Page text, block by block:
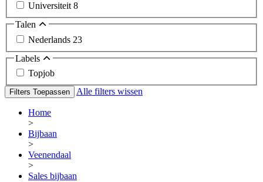
Universiteit 8
Talen
Nederlands 23
Labels
Topjob
Filters Toepassen Alle filters wissen
Home
>
Bijbaan
>
Veenendaal
>
Sales bijbaan